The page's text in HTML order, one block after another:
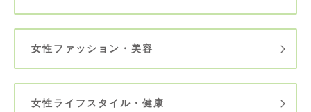
女性ファッション・美容
女性ライフスタイル・健康